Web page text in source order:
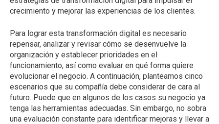
crecimiento y mejorar las experiencias de los clientes.
Para lograr esta transformación digital es necesario
repensar, analizar y revisar cómo se desenvuelve la
organización y establecer prioridades en el
funcionamiento, así como evaluar en qué forma quiere
evolucionar el negocio. A continuación, planteamos cinco
escenarios que su compañía debe considerar de cara al
futuro. Puede que en algunos de los casos su negocio ya
tenga las herramientas adecuadas. Sin embargo, no sobra
una evaluación constante para identificar mejoras y llevar a